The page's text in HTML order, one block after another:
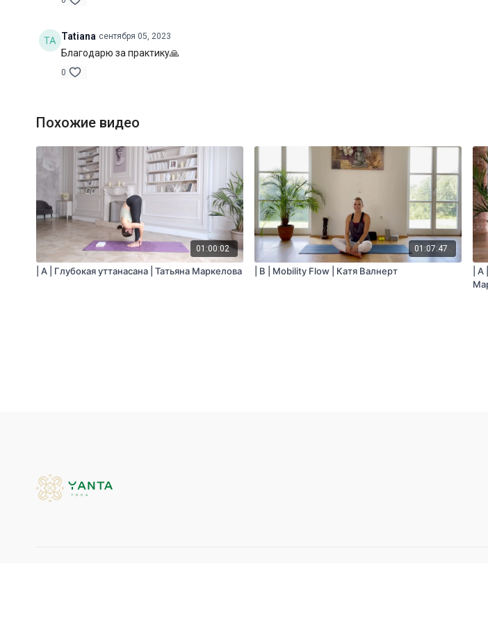
Tatiana сентября 05, 2023
Благодарю за практику🙏
0
Похожие видео
01:00:02
| A | Глубокая уттанасана | Татьяна Маркелова
01:07:47
| B | Mobility Flow | Катя Валнерт
|